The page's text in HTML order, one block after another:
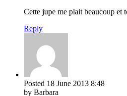
Cette jupe me plait beaucoup et
Reply
Posted 18 June 2013 8:48
by Barbara